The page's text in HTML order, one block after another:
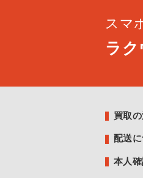
スマ
ラク
買取
配送
本人